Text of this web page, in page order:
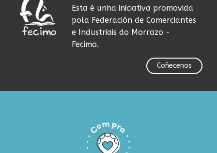
Esta é unha iniciativa promovida
pola Federación de Comerciantes
e Industriais do Morrazo -
Fecimo.
Coñecenos